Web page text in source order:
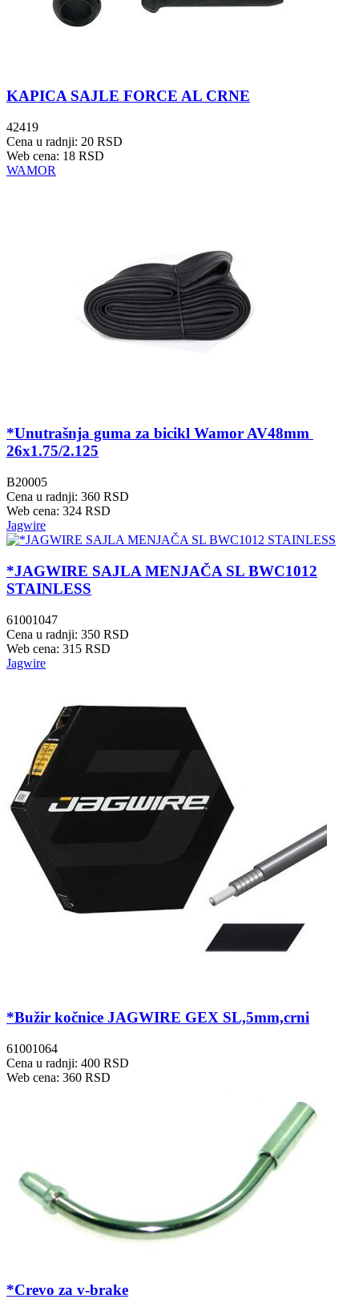
KAPICA SAJLE FORCE AL CRNE
42419
Cena u radnji: 20 RSD
Web cena: 18 RSD
WAMOR
*Unutrašnja guma za bicikl Wamor AV48mm
26x1.75/2.125
B20005
Cena u radnji: 360 RSD
Web cena: 324 RSD
Jagwire
*JAGWIRE SAJLA MENJAČA SL BWC1012
STAINLESS
61001047
Cena u radnji: 350 RSD
Web cena: 315 RSD
Jagwire
*Bužir kočnice JAGWIRE GEX SL,5mm,crni
61001064
Cena u radnji: 400 RSD
Web cena: 360 RSD
*Crevo za v-brake